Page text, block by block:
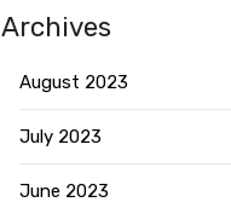
Archives
August 2023
July 2023
June 2023